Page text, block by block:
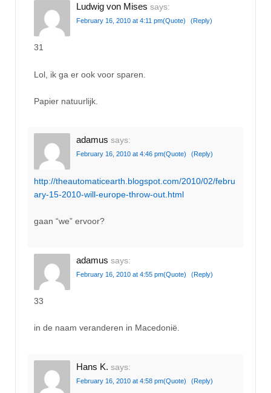
Ludwig von Mises says:
February 16, 2010 at 4:11 pm(Quote) (Reply)
31
Lol, ik ga er ook voor sparen.
Papier natuurlijk.
adamus says:
February 16, 2010 at 4:46 pm(Quote) (Reply)
http://theautomaticearth.blogspot.com/2010/02/febru
ary-15-2010-will-europe-throw-out.html
gaan “we” ervoor?
adamus says:
February 16, 2010 at 4:55 pm(Quote) (Reply)
33
in de naam veranderen in Macedonië.
Hans K. says:
February 16, 2010 at 4:58 pm(Quote) (Reply)